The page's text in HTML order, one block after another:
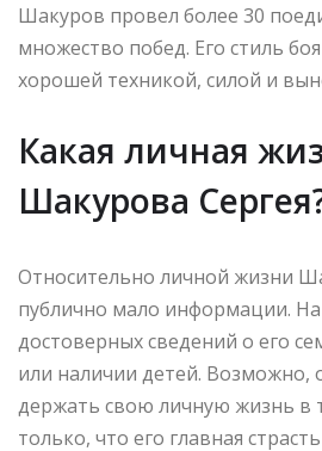
Шакуров провел более 30
множество побед. Его стиль
хорошей техникой, силой и
Какая личная
Шакурова
Относительно личной жизни
публично мало информации.
достоверных сведений о его
или наличии детей. Возможно,
держать свою личную жизнь в
только, что его главная